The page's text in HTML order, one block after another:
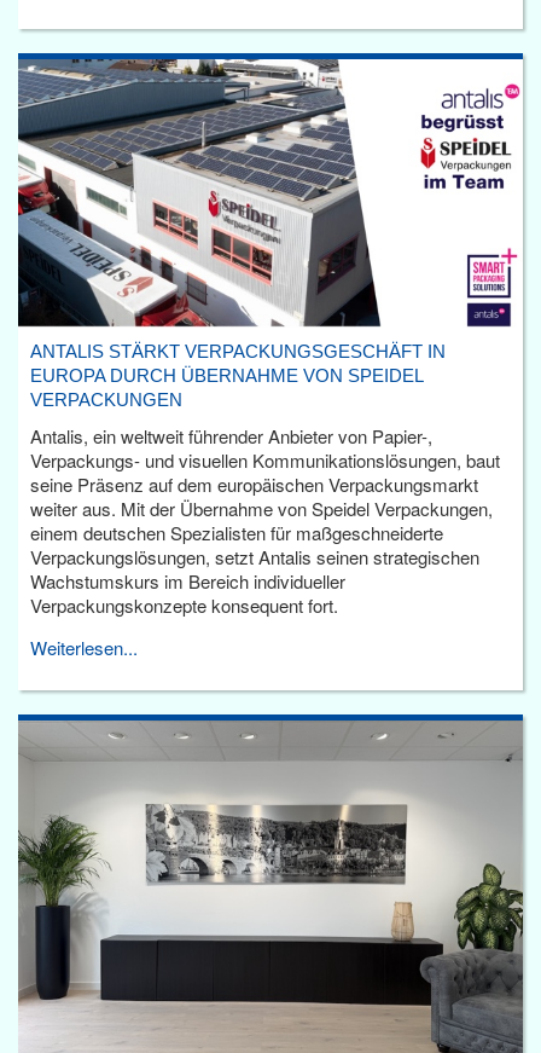
ANTALIS STÄRKT VERPACKUNGSGESCHÄFT IN
EUROPA DURCH ÜBERNAHME VON SPEIDEL
VERPACKUNGEN
Antalis, ein weltweit führender Anbieter von Papier-,
Verpackungs- und visuellen Kommunikationslösungen, baut
seine Präsenz auf dem europäischen Verpackungsmarkt
weiter aus. Mit der Übernahme von Speidel Verpackungen,
einem deutschen Spezialisten für maßgeschneiderte
Verpackungslösungen, setzt Antalis seinen strategischen
Wachstumskurs im Bereich individueller
Verpackungskonzepte konsequent fort.
Weiterlesen...